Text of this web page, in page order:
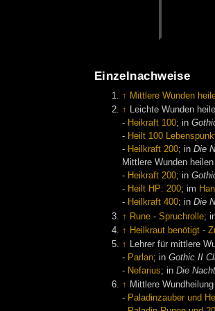
Einzelnachweise
↑ Mittlere Wunden
↑ Leichte Wunden
- Heikraft 100; in
- Heilt 100
- Heilkraft 200; inDie
Mittlere Wunden heilen
- Heikraft 200; in
- Heilt HP: 200; im
- Heilkraft 400; inDie
↑ Rune -Spruchrolle;
↑ Heilkraut benötigt -
↑ Lehrer für mittlere
- Parlan; inGothic II
- Nefarius; inDie
↑ Mittlere Wundheilung
- Paladinzauber und